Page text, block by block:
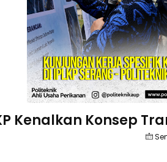
Kenalkan Konsep